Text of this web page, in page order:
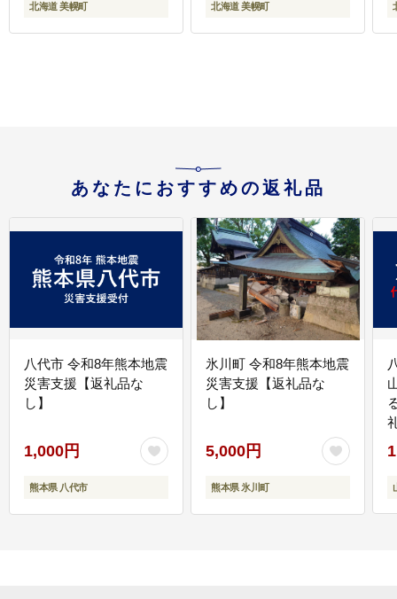
北海道 美幌町 北海道 美幌町
あなたにおすすめの返礼品
八代市 令和8年熊本地震
災害支援【返礼品な
し】
1,000円
熊本県 八代市
氷川町 令和8年熊本地震
災害支援【返礼品な
し】
5,000円
熊本県 氷川町